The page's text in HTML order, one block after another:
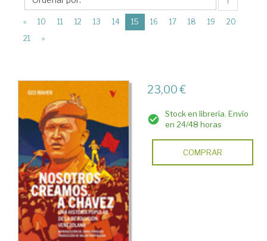
« 10 11 12 13 14 15 (current)
16 17 18 19
20
21
»
23,00 €
Stock en librería. Envío
en 24/48 horas
COMPRAR